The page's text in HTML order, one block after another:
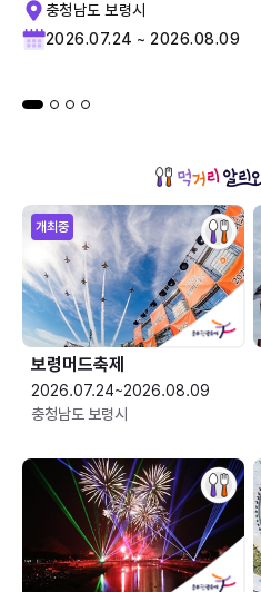
충청남도 보령시
2026.07.24 ~ 2026.08.09
개최중
보령머드축제
2026.07.24~2026.08.09
충청남도 보령시